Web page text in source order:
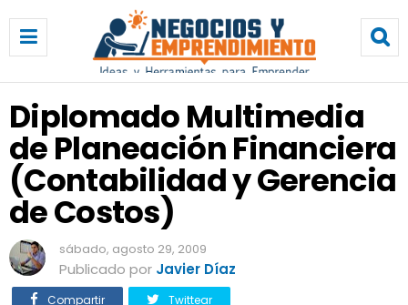
p
l
m
a
d
o
u
t
i
m
Diplomado Multimedia
de Planeación Financiera
(Contabilidad y Gerencia
de Costos)
sábado, agosto 29, 2009
Publicado por Javier Díaz
Compartir Twittear